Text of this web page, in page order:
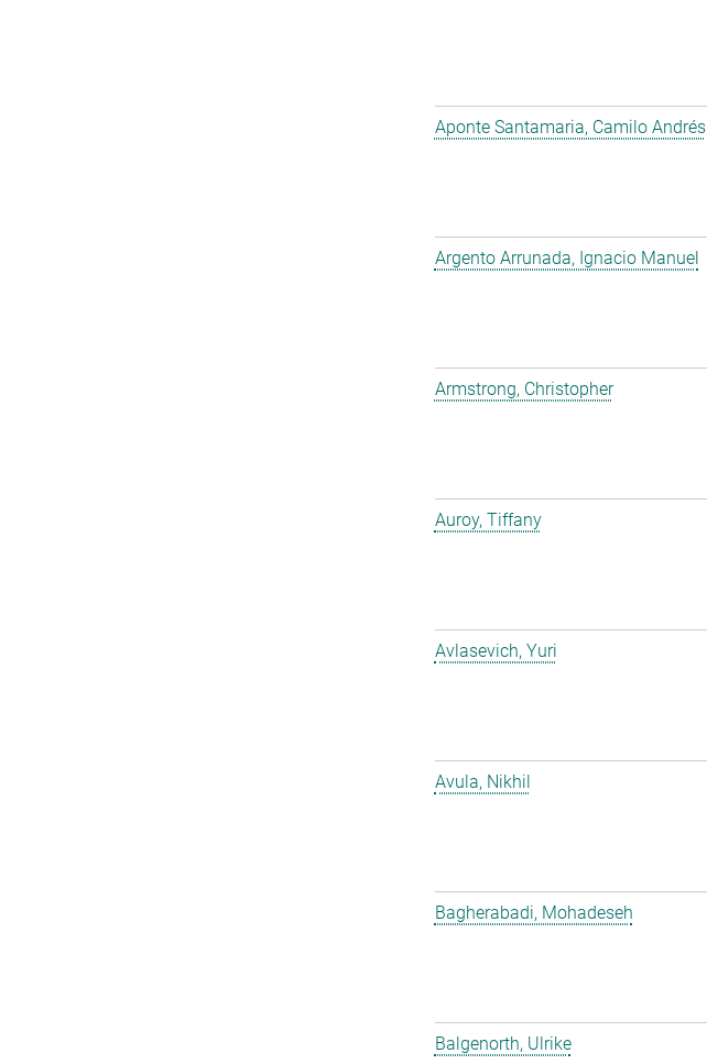
Aponte Santamaria, Camilo Andrés
Argento Arrunada, Ignacio Manuel
Armstrong, Christopher
Auroy, Tiffany
Avlasevich, Yuri
Avula, Nikhil
Bagherabadi, Mohadeseh
Balgenorth, Ulrike